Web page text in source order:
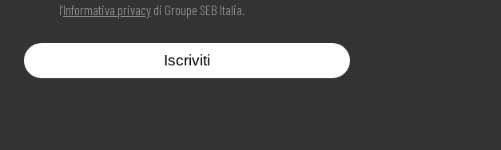
l’Informativa privacy di Groupe SEB Italia.
Iscriviti